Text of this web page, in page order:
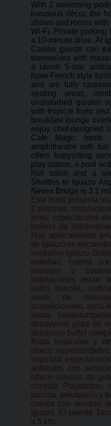
With 2 swimming
luxurious décor, the
shows and rooms
Wi-Fi. Private parking
a 10-minute drive. At
Casino guests can
themselves with
a lavish 5-star
have French style
and are fully
seating areas,
undisturbed garden
with tropical fruits
breakfast lounge
enjoy chef-designed
Cafe Magic
amphitheatre with
offers babysitting
play station, a pool
hair salon and a
Shuttles to Iguazu
Neves Bridge is 3.1
Este hotel presenta
2 piscinas,
tenis, espectáculos
bañera de
Hay aparcamiento
de Iguazú se
exclusivo Iguazu
estrellas, cuenta
masajes y
habitaciones están
estilo francés,
suelo de
acondicionado, zona
vistas
desayunos goza de
desayuno buffet
frutas tropicales y
ofrece
organiza
anfiteatro con
ofrece servicio de
consola Playstation,
piscina, peluquería y
cuenta con servicio
Iguazú. El puente
a 5 km.